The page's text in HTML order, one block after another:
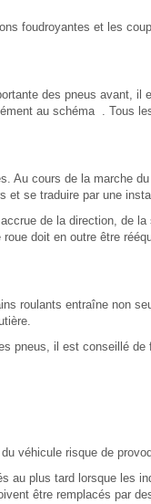
foudroyantes et les
des pneus avant, il
au schéma . Tous
Au cours de la marche
et se traduire par une
de la direction, de
doit en outre être
roulants entraîne non
pneus, il est conseillé
véhicule risque de
au plus tard lorsque les
être remplacés par